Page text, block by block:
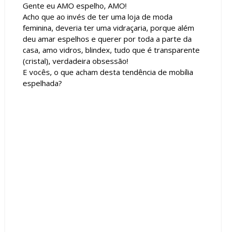
Gente eu AMO espelho, AMO!
Acho que ao invés de ter uma loja de moda
feminina, deveria ter uma vidraçaria, porque além
deu amar espelhos e querer por toda a parte da
casa, amo vidros, blindex, tudo que é transparente
(cristal), verdadeira obsessão!
E vocês, o que acham desta tendência de mobília
espelhada?